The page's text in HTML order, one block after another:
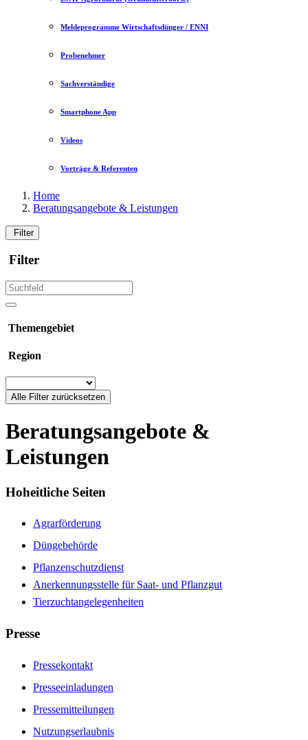
Meldeprogramme Wirtschaftsdünger / ENNI
Probenehmer
Sachverständige
Smartphone App
Videos
Vorträge & Referenten
Home
Beratungsangebote & Leistungen
Filter
Filter
Themengebiet
Region
Alle Filter zurücksetzen
Beratungsangebote &
Leistungen
Hoheitliche Seiten
Agrarförderung
Düngebehörde
Pflanzenschutzdienst
Anerkennungsstelle für Saat- und Pflanzgut
Tierzuchtangelegenheiten
Presse
Pressekontakt
Presseeinladungen
Pressemitteilungen
Nutzungserlaubnis